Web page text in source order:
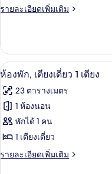
เตียง,
พัก,
เดี่ยว
เตียง
รายละเอียดเพิ่มเติม
ราย
เกี่ยว
กับ
ห้อง
เตียง
เดี่ยว
เตียง
เปิด
ภาพถ่าย
ทั้งหมด
ของ
ห้อง
พัก,
7
ห้องพัก, เตียงเดี่ยว 1 เตียง
23 ตารางเมตร
1 ห้องนอน
พักได้ 1 คน
1 เตียงเดี่ยว
รายละเอียดเพิ่มเติม
ราย